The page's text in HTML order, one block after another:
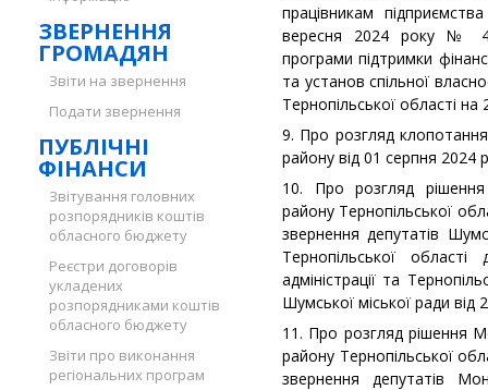
ЗВЕРНЕННЯ
ГРОМАДЯН
Звіти на звернення
Подати звернення
ПУБЛІЧНІ
ФІНАНСИ
Звітування головних
розпорядників коштів
обласного бюджету
Реєстри договорів
укладених
розпорядниками коштів
обласного бюджету
Звіти про виконання
регіональних програм
працівникам
вересня 2024 року №
програми підтримки
та установ спільної
Тернопільської області
9. Про розгляд клопотання
району від 01 серпня
10. Про розгляд
району Тернопільської
звернення депутатів
Тернопільської області
адміністрації та
Шумської міської ради
11. Про розгляд рішення
району Тернопільської
звернення депутатів